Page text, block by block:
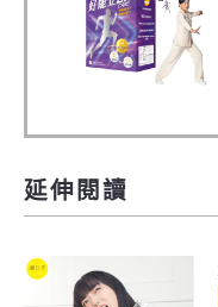
延伸閱讀